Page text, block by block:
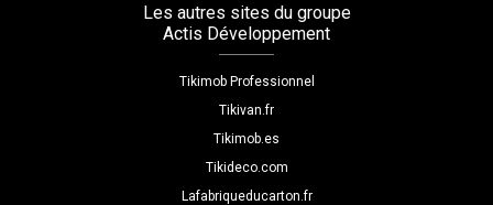
Les autres sites du groupe
Actis Développement
Tikimob Professionnel
Tikivan.fr
Tikimob.es
Tikideco.com
Lafabriqueducarton.fr